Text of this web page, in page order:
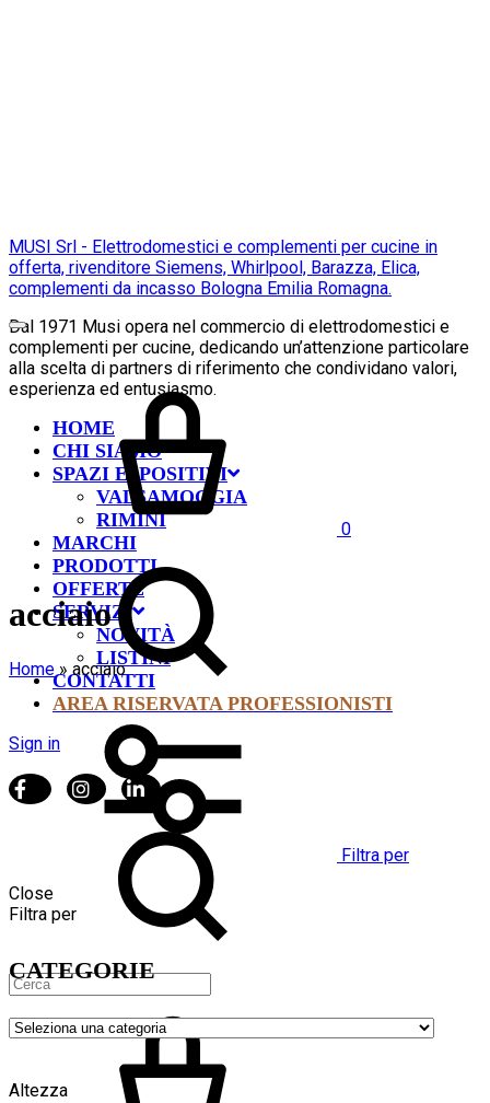
MUSI Srl - Elettrodomestici e complementi per cucine in
offerta, rivenditore Siemens, Whirlpool, Barazza, Elica,
complementi da incasso Bologna Emilia Romagna.
Dal 1971 Musi opera nel commercio di elettrodomestici e
complementi per cucine, dedicando un’attenzione particolare
alla scelta di partners di riferimento che condividano valori,
esperienza ed entusiasmo.
HOME
CHI SIAMO
SPAZI ESPOSITIVI
VALSAMOGGIA
RIMINI
MARCHI
PRODOTTI
OFFERTE
SERVIZI
NOVITÀ
LISTINI
CONTATTI
AREA RISERVATA PROFESSIONISTI
Sign in
0
acciaio
Home»acciaio
Filtra per
Close
Filtra per
CATEGORIE
Altezza